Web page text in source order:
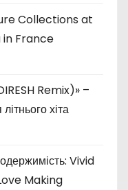
Collections at
France
Remix)» –
хіта
одержимість: Vivid
Making